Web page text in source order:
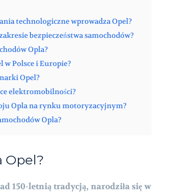
technologiczne wprowadza Opel?
bezpieczeństwa samochodów?
Opla?
w Polsce i Europie?
Opel?
elektromobilności?
Opla na rynku motoryzacyjnym?
Opla?
Opel?
150-letnią tradycją, narodziła się w